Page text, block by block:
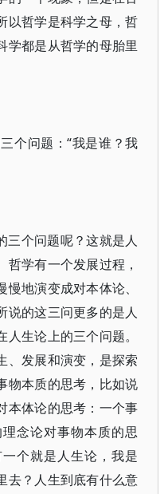
以哲学是科学之母，哲
学都是从哲学的母胎里
个问题：“我是谁？我
三个问题呢？这就是人
学有一个发展过程，
地演变成对本体论、
说的这三问更多的是人
生论上的三个问题。
、发展和演变，是探索
物本质的思考，比如说
本体论的思考：一个事
念论对事物本质的思
个就是人生论，我是
去？人生到底有什么意